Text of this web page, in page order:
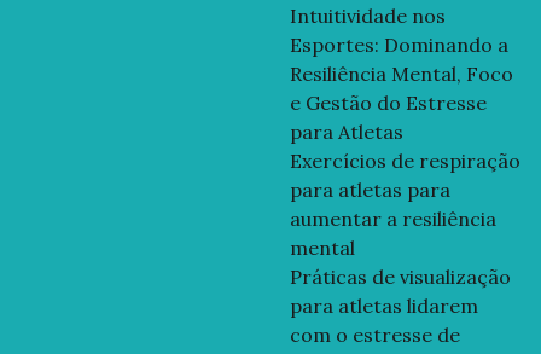
Intuitividade nos
Esportes: Dominando a
Resiliência Mental, Foco
e Gestão do Estresse
para Atletas
Exercícios de respiração
para atletas para
aumentar a resiliência
mental
Práticas de visualização
para atletas lidarem
com o estresse de